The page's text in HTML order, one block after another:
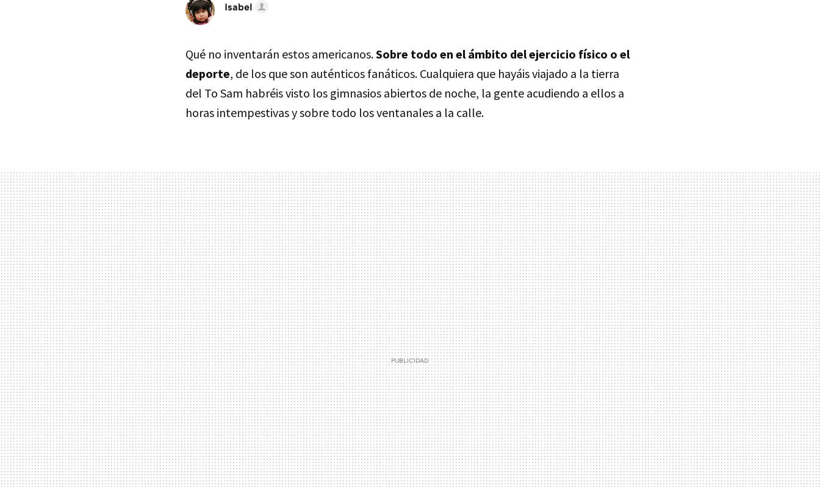
Isabel
Qué no inventarán estos americanos.Sobre todo en el ámbito del ejercicio físico o el
deporte, de los que son auténticos fanáticos. Cualquiera que hayáis viajado a la tierra
del To Sam habréis visto los gimnasios abiertos de noche, la gente acudiendo a ellos a
horas intempestivas y sobre todo los ventanales a la calle.